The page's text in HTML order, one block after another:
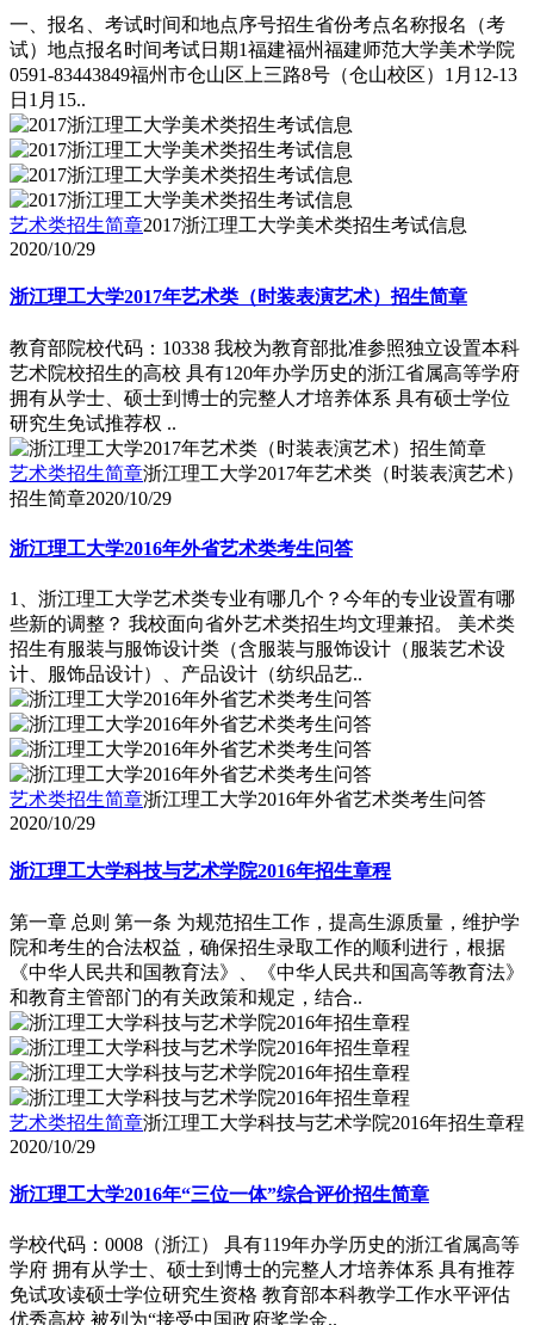
一、报名、考试时间和地点序号招生省份考点名称报名（考
试）地点报名时间考试日期1福建福州福建师范大学美术学院
0591-83443849福州市仓山区上三路8号（仓山校区）1月12-13
日1月15..
艺术类招生简章2017浙江理工大学美术类招生考试信息
2020/10/29
浙江理工大学2017年艺术类（时装表演艺术）招生简章
教育部院校代码：10338 我校为教育部批准参照独立设置本科
艺术院校招生的高校 具有120年办学历史的浙江省属高等学府
拥有从学士、硕士到博士的完整人才培养体系 具有硕士学位
研究生免试推荐权 ..
艺术类招生简章浙江理工大学2017年艺术类（时装表演艺术）
招生简章2020/10/29
浙江理工大学2016年外省艺术类考生问答
1、浙江理工大学艺术类专业有哪几个？今年的专业设置有哪
些新的调整？ 我校面向省外艺术类招生均文理兼招。 美术类
招生有服装与服饰设计类（含服装与服饰设计（服装艺术设
计、服饰品设计）、产品设计（纺织品艺..
艺术类招生简章浙江理工大学2016年外省艺术类考生问答
2020/10/29
浙江理工大学科技与艺术学院2016年招生章程
第一章 总则 第一条 为规范招生工作，提高生源质量，维护学
院和考生的合法权益，确保招生录取工作的顺利进行，根据
《中华人民共和国教育法》、《中华人民共和国高等教育法》
和教育主管部门的有关政策和规定，结合..
艺术类招生简章浙江理工大学科技与艺术学院2016年招生章程
2020/10/29
浙江理工大学2016年“三位一体”综合评价招生简章
学校代码：0008（浙江） 具有119年办学历史的浙江省属高等
学府 拥有从学士、硕士到博士的完整人才培养体系 具有推荐
免试攻读硕士学位研究生资格 教育部本科教学工作水平评估
优秀高校 被列为“接受中国政府奖学金..